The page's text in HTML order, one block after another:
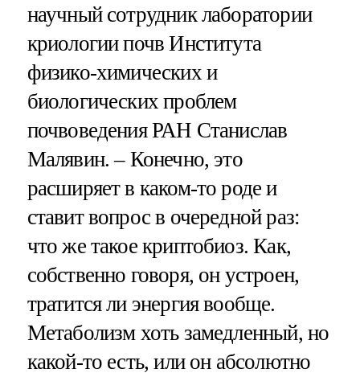
научный сотрудник лаборатории
криологии почв Института
физико-химических и
биологических проблем
почвоведения РАН Станислав
Малявин. – Конечно, это
расширяет в каком-то роде и
ставит вопрос в очередной раз:
что же такое криптобиоз. Как,
собственно говоря, он устроен,
тратится ли энергия вообще.
Метаболизм хоть замедленный, но
какой-то есть, или он абсолютно